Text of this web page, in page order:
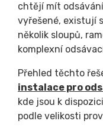
chtějí mít
vyřešené, existují
několik sloupů,
komplexní
Přehled těchto
instalace pro
kde jsou k
podle velikosti